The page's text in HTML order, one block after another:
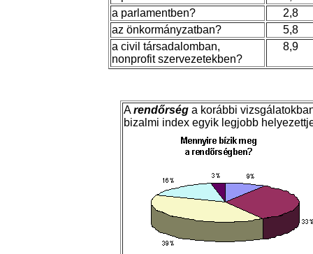
a parlamentben?
2,8
az önkormányzatban?
5,8
a civil társadalomban,
nonprofit szervezetekben?
8,9
Arendőrség a korábbi
bizalmi index egyik legjobb